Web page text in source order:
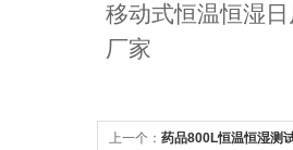
移动式恒温恒湿
厂家
上一个： 药品800L恒温恒湿测